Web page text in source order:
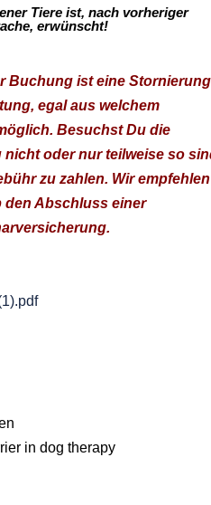
Tiere ist, nach vorheriger
erwünscht!
Buchung ist eine Stornierung
egal aus welchem
Besuchst Du die
oder nur teilweise so
zu zahlen. Wir empfehlen
den Abschluss einer